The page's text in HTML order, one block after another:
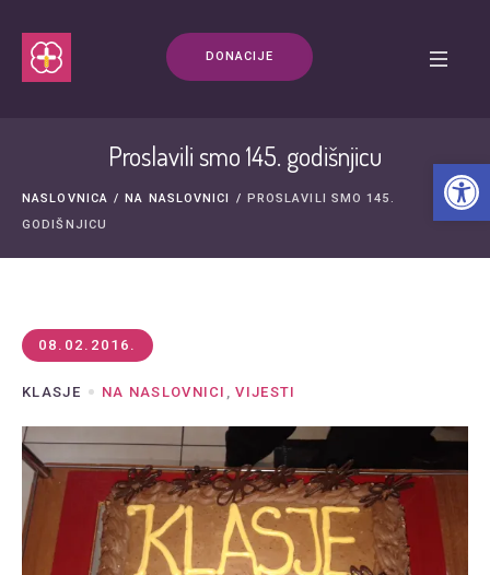
DONACIJE
Proslavili smo 145. godišnjicu
NASLOVNICA / NA NASLOVNICI / PROSLAVILI SMO 145.
GODIŠNJICU
08.02.2016.
KLASJE NA NASLOVNICI ,VIJESTI